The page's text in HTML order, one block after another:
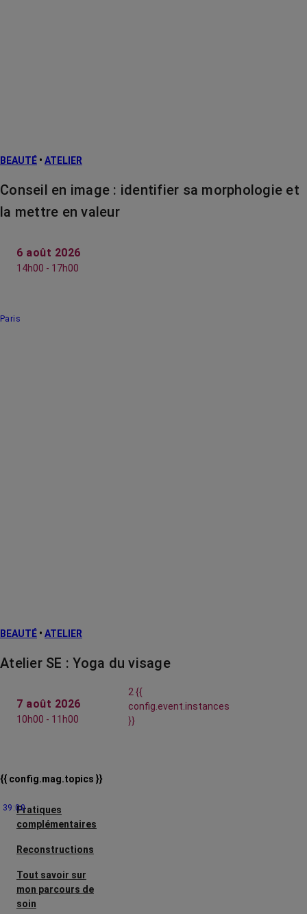
BEAUTÉ • ATELIER
Conseil en image : identifier sa morphologie et
la mettre en valeur
6 août 2026
14h00 - 17h00
Paris
BEAUTÉ • ATELIER
Atelier SE : Yoga du visage
7 août 2026
10h00 - 11h00
2 {{
config.event.instances
}}
{{ config.mag.topics }}
Pratiques
complémentaires
Reconstructions
Tout savoir sur
mon parcours de
soin
39:00